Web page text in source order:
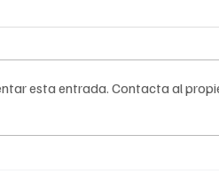
Plan
¿Qué es
esta entrada. Contacta al